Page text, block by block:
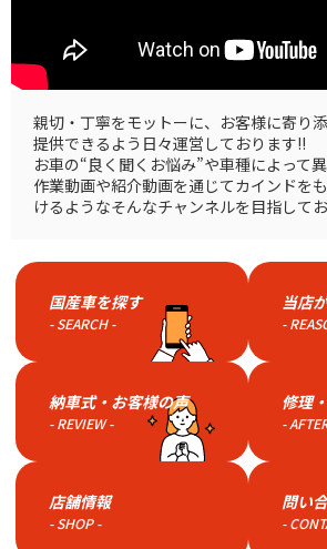
親切・丁寧をモットーに、お客様に寄り
提供できるよう日々運営しております!!
お車の“良く聞くお悩み”や車種によって
作業動画や紹介動画を通じてカインドを
けるようなそんなチャンネルを目指して
国産車を探す
- SEARCH -
当店
-
納車式・お客様の声
- REVIEW -
修理
-
店舗情報
- SHOP -
問い
-